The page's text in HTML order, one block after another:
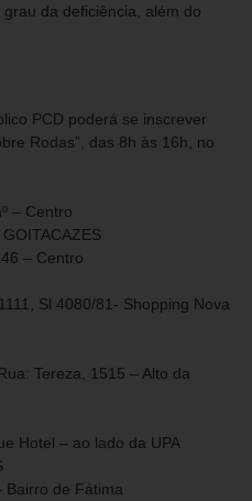
da deficiência, além do
PCD poderá se inscrever
Rodas”, das 8h às 16h, no
– Centro
– Centro
Sl 4080/81- Shopping Nova
Tereza, 1515 – Alto da
Hotel – ao lado da UPA
Bairro de Fátima